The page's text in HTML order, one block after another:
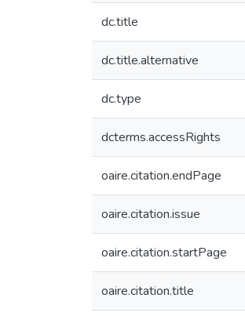
dc.title
dc.title.alternative
dc.type
dcterms.accessRights
oaire.citation.endPage
oaire.citation.issue
oaire.citation.startPage
oaire.citation.title